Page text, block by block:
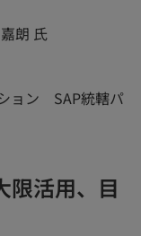
朗 氏
ョン SAP統轄パ
限活用、目